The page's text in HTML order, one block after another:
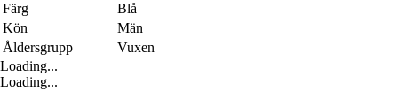
Färg
Blå
Kön
Män
Åldersgrupp
Vuxen
Loading...
Loading...